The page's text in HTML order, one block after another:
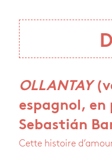
OLLANTAY
espagnol, en
Sebastián
Cette his­toire